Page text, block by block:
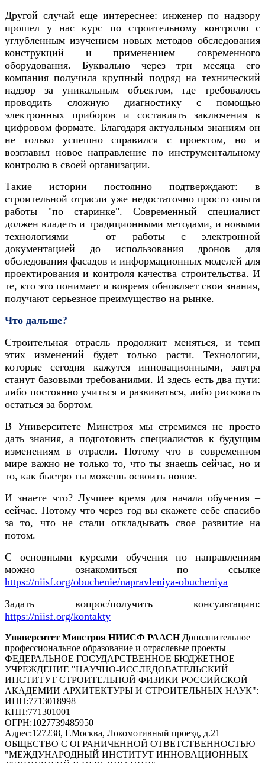
Другой случай еще интереснее: инженер по надзору
прошел у нас курс по строительному контролю с
углубленным изучением новых методов обследования
конструкций и применением современного
оборудования. Буквально через три месяца его
компания получила крупный подряд на технический
надзор за уникальным объектом, где требовалось
проводить сложную диагностику с помощью
электронных приборов и составлять заключения в
цифровом формате. Благодаря актуальным знаниям он
не только успешно справился с проектом, но и
возглавил новое направление по инструментальному
контролю в своей организации.
Такие истории постоянно подтверждают: в
строительной отрасли уже недостаточно просто опыта
работы "по старинке". Современный специалист
должен владеть и традиционными методами, и новыми
технологиями – от работы с электронной
документацией до использования дронов для
обследования фасадов и информационных моделей для
проектирования и контроля качества строительства. И
те, кто это понимает и вовремя обновляет свои знания,
получают серьезное преимущество на рынке.
Что дальше?
Строительная отрасль продолжит меняться, и темп
этих изменений будет только расти. Технологии,
которые сегодня кажутся инновационными, завтра
станут базовыми требованиями. И здесь есть два пути:
либо постоянно учиться и развиваться, либо рисковать
остаться за бортом.
В Университете Минстроя мы стремимся не просто
дать знания, а подготовить специалистов к будущим
изменениям в отрасли. Потому что в современном
мире важно не только то, что ты знаешь сейчас, но и
то, как быстро ты можешь освоить новое.
И знаете что? Лучшее время для начала обучения –
сейчас. Потому что через год вы скажете себе спасибо
за то, что не стали откладывать свое развитие на
потом.
С основными курсами обучения по направлениям
можно ознакомиться по ссылке
https://niisf.org/obuchenie/napravleniya-obucheniya
Задать вопрос/получить консультацию:
https://niisf.org/kontakty
Университет Минстроя НИИСФ РААСН Дополнительное
профессиональное образование и отраслевые проекты
ФЕДЕРАЛЬНОЕ ГОСУДАРСТВЕННОЕ БЮДЖЕТНОЕ
УЧРЕЖДЕНИЕ "НАУЧНО-ИССЛЕДОВАТЕЛЬСКИЙ
ИНСТИТУТ СТРОИТЕЛЬНОЙ ФИЗИКИ РОССИЙСКОЙ
АКАДЕМИИ АРХИТЕКТУРЫ И СТРОИТЕЛЬНЫХ НАУК":
ИНН:7713018998
КПП:771301001
ОГРН:1027739485950
Адрес:127238, Г.Москва, Локомотивный проезд, д.21
ОБЩЕСТВО С ОГРАНИЧЕННОЙ ОТВЕТСТВЕННОСТЬЮ
"МЕЖДУНАРОДНЫЙ ИНСТИТУТ ИННОВАЦИОННЫХ